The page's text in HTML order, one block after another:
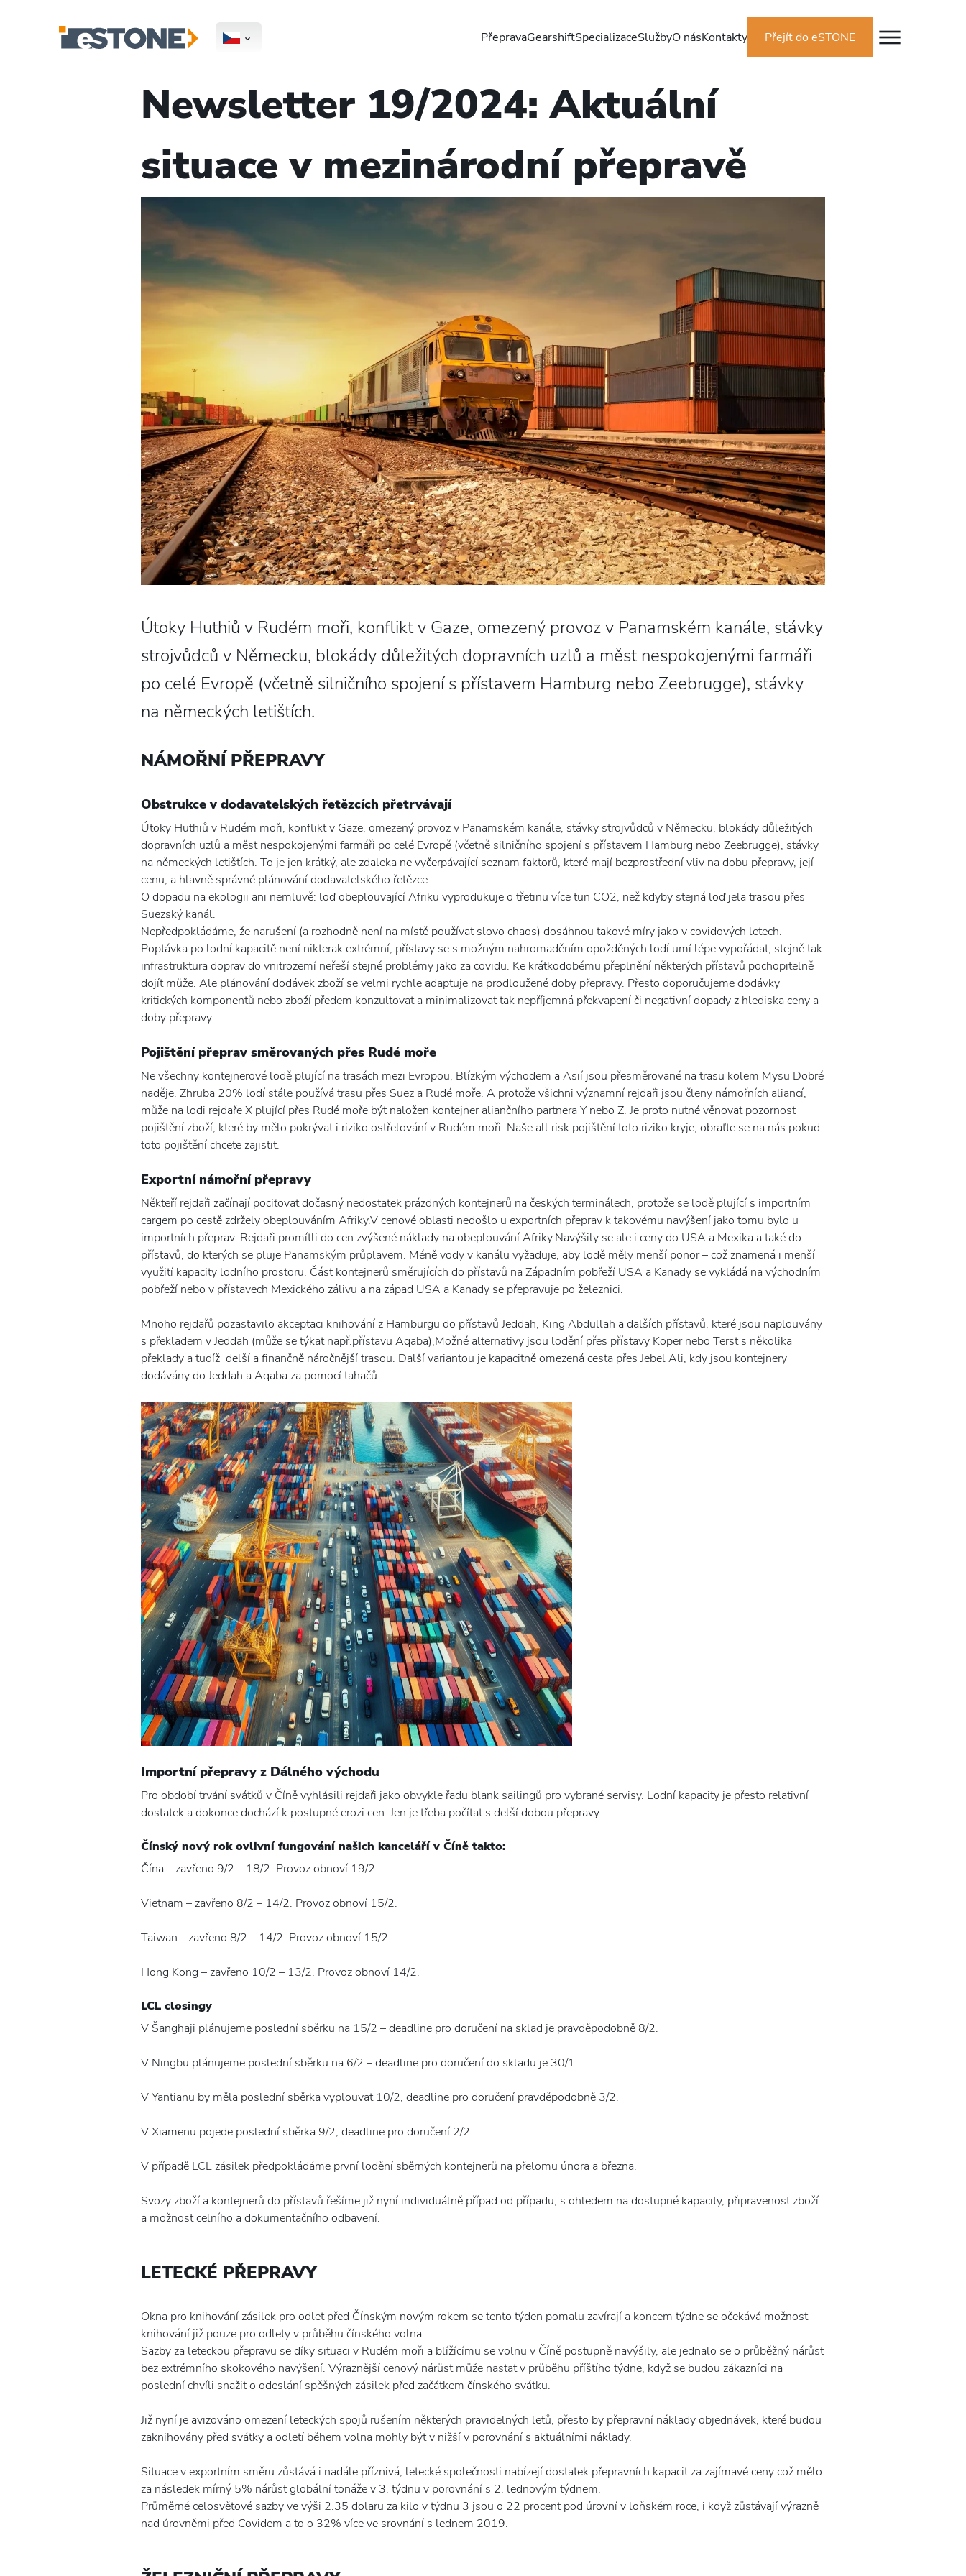
PřepravaGearshiftSpecializaceSlužbyO násKontakty Přejít do eSTONE
Newsletter 19/2024: Aktuální
situace v mezinárodní přepravě
Útoky Huthiů v Rudém moři, konflikt v Gaze, omezený provoz v Panamském kanále, stávky
strojvůdců v Německu, blokády důležitých dopravních uzlů a měst nespokojenými farmáři
po celé Evropě (včetně silničního spojení s přístavem Hamburg nebo Zeebrugge), stávky
na německých letištích.
NÁMOŘNÍ PŘEPRAVY
Obstrukce v dodavatelských řetězcích přetrvávají
Útoky Huthiů v Rudém moři, konflikt v Gaze, omezený provoz v Panamském kanále, stávky strojvůdců v Německu, blokády důležitých
dopravních uzlů a měst nespokojenými farmáři po celé Evropě (včetně silničního spojení s přístavem Hamburg nebo Zeebrugge), stávky
na německých letištích. To je jen krátký, ale zdaleka ne vyčerpávající seznam faktorů, které mají bezprostřední vliv na dobu přepravy, její
cenu, a hlavně správné plánování dodavatelského řetězce.
O dopadu na ekologii ani nemluvě: loď obeplouvající Afriku vyprodukuje o třetinu více tun CO2, než kdyby stejná loď jela trasou přes
Suezský kanál.
Nepředpokládáme, že narušení (a rozhodně není na místě používat slovo chaos) dosáhnou takové míry jako v covidových letech.
Poptávka po lodní kapacitě není nikterak extrémní, přístavy se s možným nahromaděním opožděných lodí umí lépe vypořádat, stejně tak
infrastruktura doprav do vnitrozemí neřeší stejné problémy jako za covidu. Ke krátkodobému přeplnění některých přístavů pochopitelně
dojít může. Ale plánování dodávek zboží se velmi rychle adaptuje na prodloužené doby přepravy. Přesto doporučujeme dodávky
kritických komponentů nebo zboží předem konzultovat a minimalizovat tak nepříjemná překvapení či negativní dopady z hlediska ceny a
doby přepravy.
Pojištění přeprav směrovaných přes Rudé moře
Ne všechny kontejnerové lodě plující na trasách mezi Evropou, Blízkým východem a Asií jsou přesměrované na trasu kolem Mysu Dobré
naděje. Zhruba 20% lodí stále používá trasu přes Suez a Rudé moře. A protože všichni významní rejdaři jsou členy námořních aliancí,
může na lodi rejdaře X plující přes Rudé moře být naložen kontejner aliančního partnera Y nebo Z. Je proto nutné věnovat pozornost
pojištění zboží, které by mělo pokrývat i riziko ostřelování v Rudém moři. Naše all risk pojištění toto riziko kryje, obraťte se na nás pokud
toto pojištění chcete zajistit.
Exportní námořní přepravy
Někteří rejdaři začínají pociťovat dočasný nedostatek prázdných kontejnerů na českých terminálech, protože se lodě plující s importním
cargem po cestě zdržely obeplouváním Afriky.V cenové oblasti nedošlo u exportních přeprav k takovému navýšení jako tomu bylo u
importních přeprav. Rejdaři promítli do cen zvýšené náklady na obeplouvání Afriky.Navýšily se ale i ceny do USA a Mexika a také do
přístavů, do kterých se pluje Panamským průplavem. Méně vody v kanálu vyžaduje, aby lodě měly menší ponor – což znamená i menší
využití kapacity lodního prostoru. Část kontejnerů směrujících do přístavů na Západním pobřeží USA a Kanady se vykládá na východním
pobřeží nebo v přístavech Mexického zálivu a na západ USA a Kanady se přepravuje po železnici.
Mnoho rejdařů pozastavilo akceptaci knihování z Hamburgu do přístavů Jeddah, King Abdullah a dalších přístavů, které jsou naplouvány
s překladem v Jeddah (může se týkat např.přístavu Aqaba),Možné alternativy jsou lodění přes přístavy Koper nebo Terst s několika
překlady a tudíž delší a finančně náročnější trasou. Další variantou je kapacitně omezená cesta přes Jebel Ali, kdy jsou kontejnery
dodávány do Jeddah a Aqaba za pomocí tahačů.
Importní přepravy z Dálného východu
Pro období trvání svátků v Číně vyhlásili rejdaři jako obvykle řadu blank sailingů pro vybrané servisy. Lodní kapacity je přesto relativní
dostatek a dokonce dochází k postupné erozi cen. Jen je třeba počítat s delší dobou přepravy.
Čínský nový rok ovlivní fungování našich kanceláří v Číně takto:
Čína – zavřeno 9/2 – 18/2. Provoz obnoví 19/2
Vietnam – zavřeno 8/2 – 14/2. Provoz obnoví 15/2.
Taiwan - zavřeno 8/2 – 14/2. Provoz obnoví 15/2.
Hong Kong – zavřeno 10/2 – 13/2. Provoz obnoví 14/2.
LCL closingy
V Šanghaji plánujeme poslední sběrku na 15/2 – deadline pro doručení na sklad je pravděpodobně 8/2.
V Ningbu plánujeme poslední sběrku na 6/2 – deadline pro doručení do skladu je 30/1
V Yantianu by měla poslední sběrka vyplouvat 10/2, deadline pro doručení pravděpodobně 3/2.
V Xiamenu pojede poslední sběrka 9/2, deadline pro doručení 2/2
V případě LCL zásilek předpokládáme první lodění sběrných kontejnerů na přelomu února a března.
Svozy zboží a kontejnerů do přístavů řešíme již nyní individuálně případ od případu, s ohledem na dostupné kapacity, připravenost zboží
a možnost celního a dokumentačního odbavení.
LETECKÉ PŘEPRAVY
Okna pro knihování zásilek pro odlet před Čínským novým rokem se tento týden pomalu zavírají a koncem týdne se očekává možnost
knihování již pouze pro odlety v průběhu čínského volna.
Sazby za leteckou přepravu se díky situaci v Rudém moři a blížícímu se volnu v Číně postupně navýšily, ale jednalo se o průběžný nárůst
bez extrémního skokového navýšení. Výraznější cenový nárůst může nastat v průběhu příštího týdne, když se budou zákazníci na
poslední chvíli snažit o odeslání spěšných zásilek před začátkem čínského svátku.
Již nyní je avizováno omezení leteckých spojů rušením některých pravidelných letů, přesto by přepravní náklady objednávek, které budou
zaknihovány před svátky a odletí během volna mohly být v nižší v porovnání s aktuálními náklady.
Situace v exportním směru zůstává i nadále příznivá, letecké společnosti nabízejí dostatek přepravních kapacit za zajímavé ceny což mělo
za následek mírný 5% nárůst globální tonáže v 3. týdnu v porovnání s 2. lednovým týdnem.
Průměrné celosvětové sazby ve výši 2.35 dolaru za kilo v týdnu 3 jsou o 22 procent pod úrovní v loňském roce, i když zůstávají výrazně
nad úrovněmi před Covidem a to o 32% více ve srovnání s lednem 2019.